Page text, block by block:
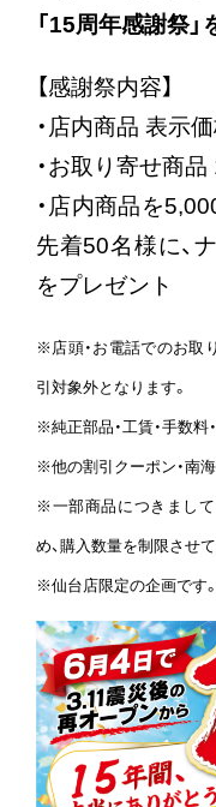
「15周年感謝祭」
【感謝祭内容】
・店内商品 表示
・お取り寄せ商
・店内商品を
先着50名様に、
をプレゼント
※店頭・お電話でのお取
引対象外となります。
※純正部品・工賃・手数料
※他の割引クーポン・南
※一部商品につきまして
め、購入数量を制限させ
※仙台店限定の企画です。